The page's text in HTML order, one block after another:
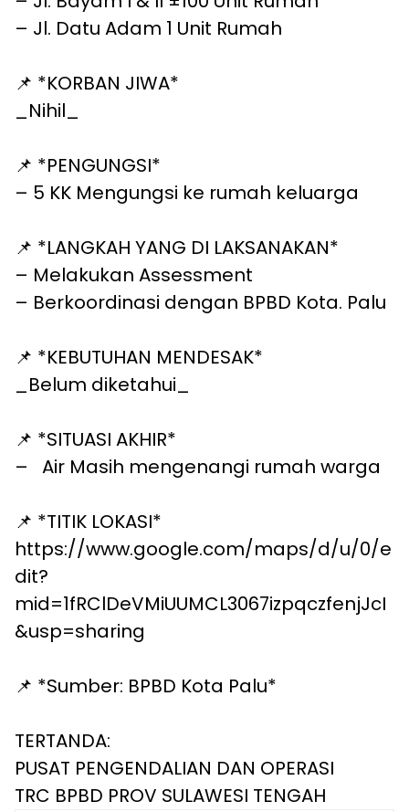
– Jl. Datu Adam 1 Unit Rumah
📌 *KORBAN JIWA*
_Nihil_
📌 *PENGUNGSI*
– 5 KK Mengungsi ke rumah keluarga
📌 *LANGKAH YANG DI LAKSANAKAN*
– Melakukan Assessment
– Berkoordinasi dengan BPBD Kota. Palu
📌 *KEBUTUHAN MENDESAK*
_Belum diketahui_
📌 *SITUASI AKHIR*
–
Air Masih mengenangi rumah warga
📌 *TITIK LOKASI*
https://www.google.com/maps/d/u/0/e
dit?
mid=1fRClDeVMiUUMCL3067izpqczfenjJcI
&usp=sharing
📌 *Sumber: BPBD Kota Palu*
TERTANDA:
PUSAT PENGENDALIAN DAN OPERASI
TRC BPBD PROV SULAWESI TENGAH